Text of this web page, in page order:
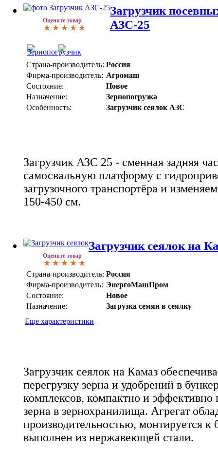
Оцените товар
Загрузчик
АЗС-25
Страна-производитель: Россия
Фирма-производитель: Агромаш
Состояние:
Новое
Назначение:
Зернопогрузка
Особенность:
Загрузчик сеялок АЗС
Загрузчик АЗС 25 - сменная задняя
самосвальную платформу с
загрузочного транспортёра и
150-450 см.
Оцените товар
Загрузчик сеялок на
Страна-производитель: Россия
Фирма-производитель: ЭнергоМашПром
Состояние:
Новое
Назначение:
Загрузка семян в сеялку
Еще характеристики
Загрузчик сеялок на Камаз
перегрузку зерна и удобрений в
комплексов, компактно и эффективно
зерна в зернохранилища. Агрегат
производительностью, монтируется к
выполнен из нержавеющей стали.